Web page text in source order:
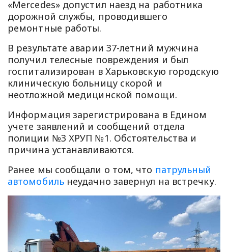
«Mercedes» допустил наезд на работника
дорожной службы, проводившего
ремонтные работы.
В результате аварии 37-летний мужчина
получил телесные повреждения и был
госпитализирован в Харьковскую городскую
клиническую больницу скорой и
неотложной медицинской помощи.
Информация зарегистрирована в Едином
учете заявлений и сообщений отдела
полиции №3 ХРУП №1. Обстоятельства и
причина устанавливаются.
Ранее мы сообщали о том, что патрульный
автомобильнеудачно завернул на встречку.